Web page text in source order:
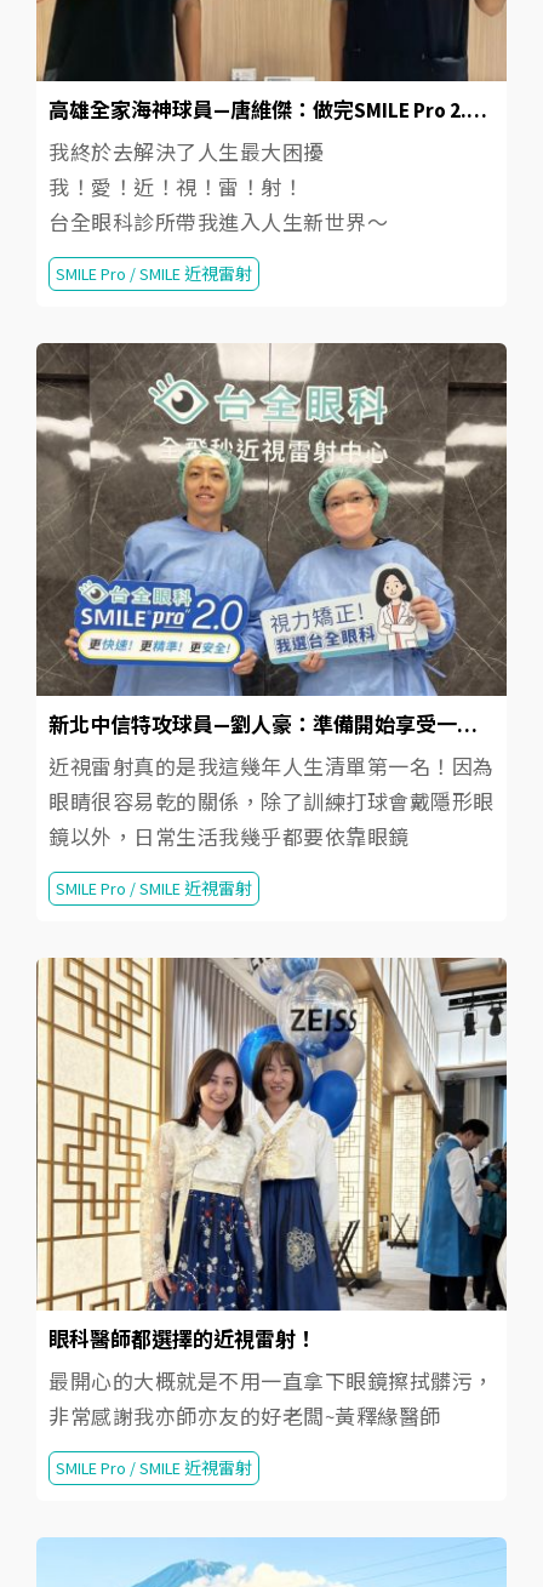
高雄全家海神球員—唐維傑：做完SMILE Pro 2.0近視雷射手術，方便和清晰來得太突然
我終於去解決了人生最大困擾
我！愛！近！視！雷！射！
台全眼科診所帶我進入人生新世界～
SMILE Pro / SMILE 近視雷射
新北中信特攻球員—劉人豪：準備開始享受一起床世界就很清晰的人生！
近視雷射真的是我這幾年人生清單第一名！因為
眼睛很容易乾的關係，除了訓練打球會戴隱形眼
鏡以外，日常生活我幾乎都要依靠眼鏡
SMILE Pro / SMILE 近視雷射
眼科醫師都選擇的近視雷射！
最開心的大概就是不用一直拿下眼鏡擦拭髒污，
非常感謝我亦師亦友的好老闆~黃釋緣醫師
SMILE Pro / SMILE 近視雷射